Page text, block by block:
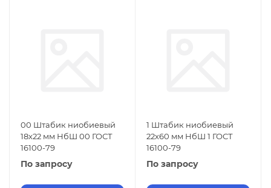
00 Штабик ниобиевый
18х22 мм НбШ 00 ГОСТ
16100-79
По запросу
1 Штабик ниобиевый
22х60 мм НбШ 1 ГОСТ
16100-79
По запросу